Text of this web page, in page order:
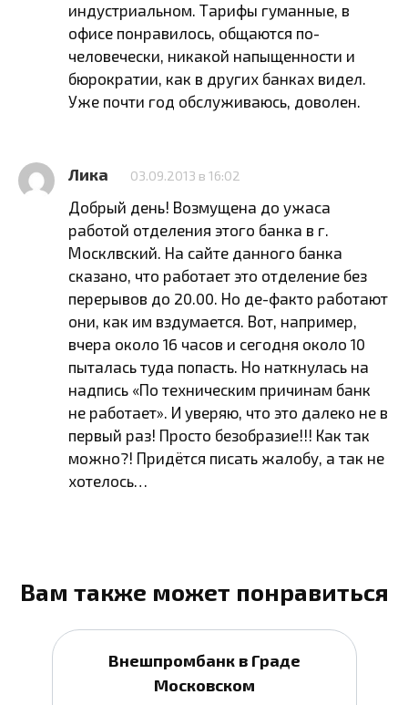
индустриальном. Тарифы гуманные, в
офисе понравилось, общаются по-
человечески, никакой напыщенности и
бюрократии, как в других банках видел.
Уже почти год обслуживаюсь, доволен.
Лика 03.09.2013 в 16:02
Добрый день! Возмущена до ужаса
работой отделения этого банка в г.
Москлвский. На сайте данного банка
сказано, что работает это отделение без
перерывов до 20.00. Но де-факто работают
они, как им вздумается. Вот, например,
вчера около 16 часов и сегодня около 10
пыталась туда попасть. Но наткнулась на
надпись «По техническим причинам банк
не работает». И уверяю, что это далеко не в
первый раз! Просто безобразие!!! Как так
можно?! Придётся писать жалобу, а так не
хотелось…
Вам также может понравиться
Внешпромбанк в Граде
Московском